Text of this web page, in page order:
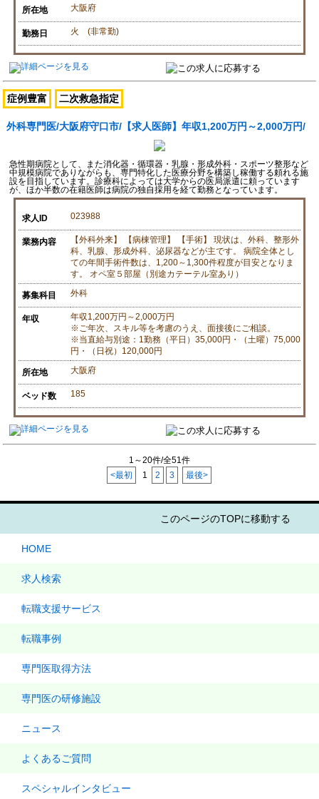
所在地 大阪府
勤務日 火 (非常勤)
症例豊富 二次救急指定
外科専門医/大阪府守口市/【求人医師】年収1,200万円～2,000万円/
急性期病院として、また消化器・循環器・乳腺・形成外科・スポーツ整形など
中規模病院でありながらも、専門特化した医療分野を構築し稼働する頼れる施
設を目指しています。診療科によっては大学からの医局派遣に頼っています
が、ほか半数の在籍医師は病院の独自採用を経て勤務となっています。
求人ID 023988
業務内容
【外科外来】 【病棟管理】 【手術】 現状は、外科、整形外
科、乳腺、形成外科、泌尿器などが主です。 病院全体とし
ての年間手術件数は、1,200～1,300件程度が目安となりま
す。 オペ室５部屋（別途カテーテル室あり）
募集科目 外科
年収
年収1,200万円～2,000万円
※ご年次、スキル等を考慮のうえ、面接後にご相談。
※当直給与別途：1勤務（平日）35,000円・（土曜）75,000
円・（日祝）120,000円
所在地 大阪府
ベッド数 185
1～20件/全51件
<最初
1 2 3 最後>
このページのTOPに移動する
HOME
求人検索
転職支援サービス
転職事例
専門医取得方法
専門医の研修施設
ニュース
よくあるご質問
スペシャルインタビュー